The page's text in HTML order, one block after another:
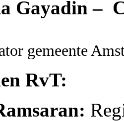
Gayadin –
gemeente
RvT: